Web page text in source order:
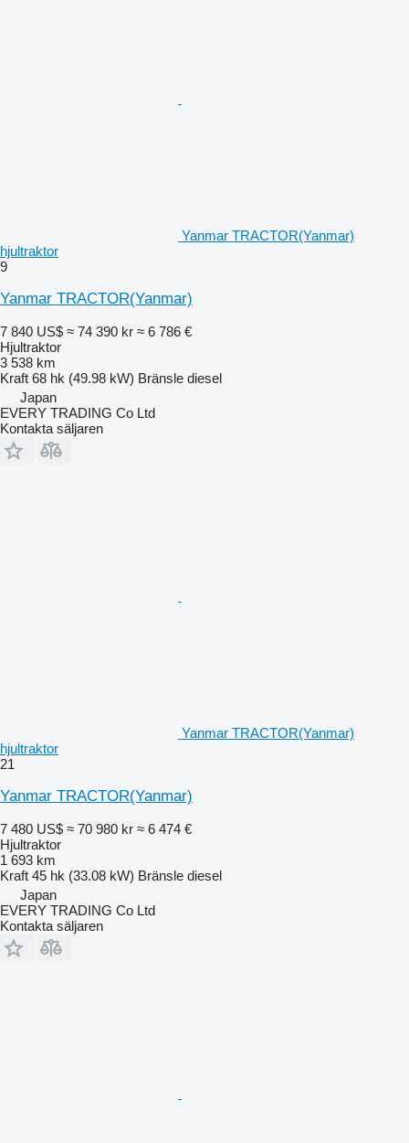
Yanmar TRACTOR(Yanmar)
hjultraktor
9
Yanmar TRACTOR(Yanmar)
7 840 US$ ≈ 74 390 kr ≈ 6 786 €
Hjultraktor
3 538 km
Kraft 68 hk (49.98 kW) Bränsle diesel
Japan
EVERY TRADING Co Ltd
Kontakta säljaren
Yanmar TRACTOR(Yanmar)
hjultraktor
21
Yanmar TRACTOR(Yanmar)
7 480 US$ ≈ 70 980 kr ≈ 6 474 €
Hjultraktor
1 693 km
Kraft 45 hk (33.08 kW) Bränsle diesel
Japan
EVERY TRADING Co Ltd
Kontakta säljaren